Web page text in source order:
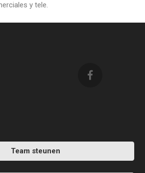
y tele.
Team steunen